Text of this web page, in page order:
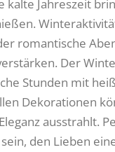
kalte Jahreszeit
romantische
Der
Stunden mit
Dekorationen
ausstrahlt.
den Lieben